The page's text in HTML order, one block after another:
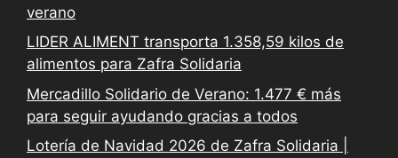
verano
LIDER ALIMENT transporta 1.358,59 kilos de
alimentos para Zafra Solidaria
Mercadillo Solidario de Verano: 1.477 € más
para seguir ayudando gracias a todos
Lotería de Navidad 2026 de Zafra Solidaria |